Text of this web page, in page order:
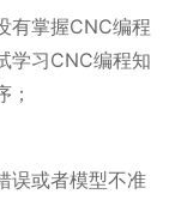
有掌握CNC编程
学习CNC编程知
误或者模型不准